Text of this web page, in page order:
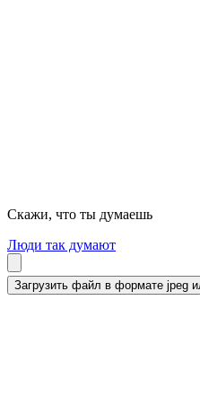
Скажи, что ты думаешь
Люди так думают